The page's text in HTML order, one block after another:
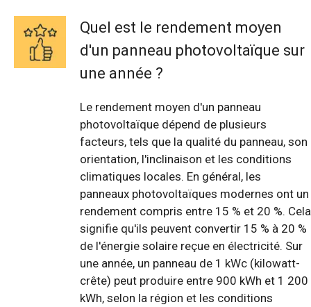
Quel est le rendement moyen
d'un panneau photovoltaïque sur
une année ?
Le rendement moyen d'un panneau
photovoltaïque dépend de plusieurs
facteurs, tels que la qualité du panneau, son
orientation, l'inclinaison et les conditions
climatiques locales. En général, les
panneaux photovoltaïques modernes ont un
rendement compris entre 15 % et 20 %. Cela
signifie qu'ils peuvent convertir 15 % à 20 %
de l'énergie solaire reçue en électricité. Sur
une année, un panneau de 1 kWc (kilowatt-
crête) peut produire entre 900 kWh et 1 200
kWh, selon la région et les conditions